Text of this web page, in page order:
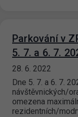
Parkování v
5. 7. a 6. 7.
28. 6. 2022
Dne 5. 7. a 6. 7.
návštěvnických/
omezena
rezidentních/